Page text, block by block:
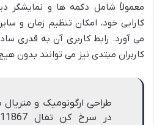
معمولاً شامل دکمه ها و نمایشگر
کارایی خود، امکان تنظیم زمان و
می آورد. رابط کاربری آن به قدری
کاربران مبتدی نیز می توانند بدون
طراحی ارگونومیک و متریال